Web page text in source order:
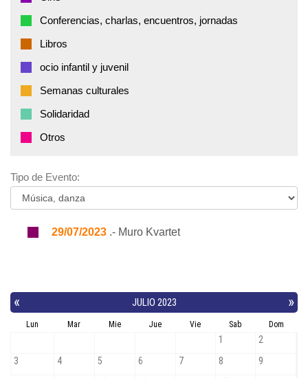
Conferencias, charlas, encuentros, jornadas
Libros
ocio infantil y juvenil
Semanas culturales
Solidaridad
Otros
Tipo de Evento:
29/07/2023 .- Muro Kvartet